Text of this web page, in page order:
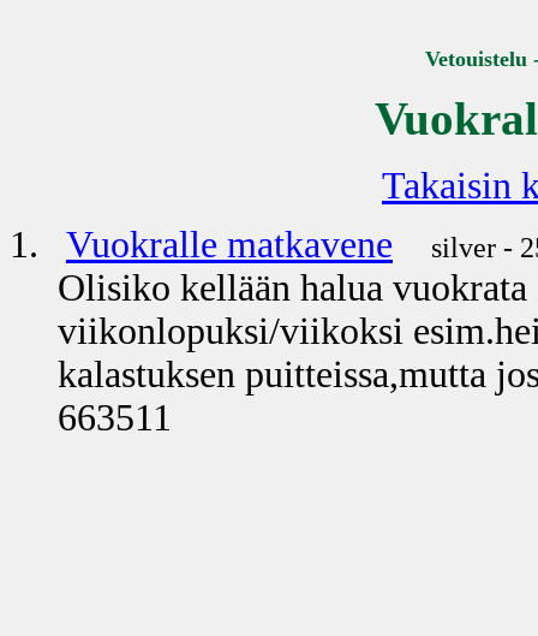
Vetouistelu
Takaisin
1.
Vuokralle matkavene silver -
Olisiko kellään halua
viikonlopuksi/viikoksi
kalastuksen puitteissa,mutta
663511